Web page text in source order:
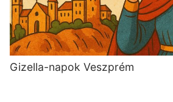
Gizella-napok Veszprém